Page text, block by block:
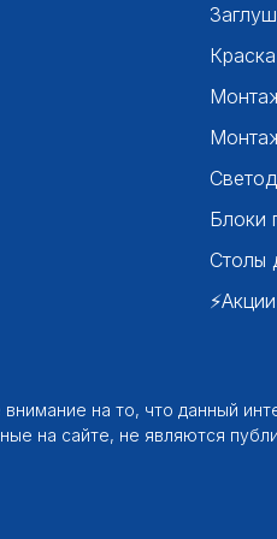
Блоки
Столы
⚡Акции
на то, что данный
на сайте, не являются